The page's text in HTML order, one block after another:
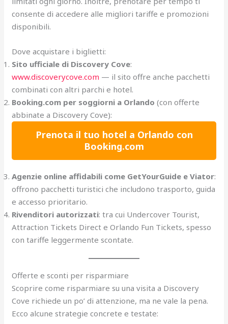
consente di accedere alle migliori tariffe e promozioni
disponibili.
Dove acquistare i biglietti:
Sito ufficiale di Discovery Cove:
www.discoverycove.com — il sito offre anche pacchetti
combinati con altri parchi e hotel.
Booking.com per soggiorni a Orlando (con offerte
abbinate a Discovery Cove):
Prenota il tuo hotel a Orlando con
Booking.com
Agenzie online affidabili come GetYourGuide e Viator:
offrono pacchetti turistici che includono trasporto, guida
e accesso prioritario.
Rivenditori autorizzati: tra cui Undercover Tourist,
Attraction Tickets Direct e Orlando Fun Tickets, spesso
con tariffe leggermente scontate.
Offerte e sconti per risparmiare
Scoprire come risparmiare su una visita a Discovery
Cove richiede un po’ di attenzione, ma ne vale la pena.
Ecco alcune strategie concrete e testate: